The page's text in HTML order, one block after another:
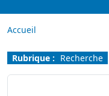
Accueil
Rubrique : Recherche